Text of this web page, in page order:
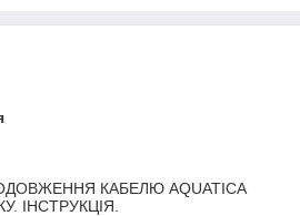
КАБЕЛЮ AQUATICA
ІНСТРУКЦІЯ.